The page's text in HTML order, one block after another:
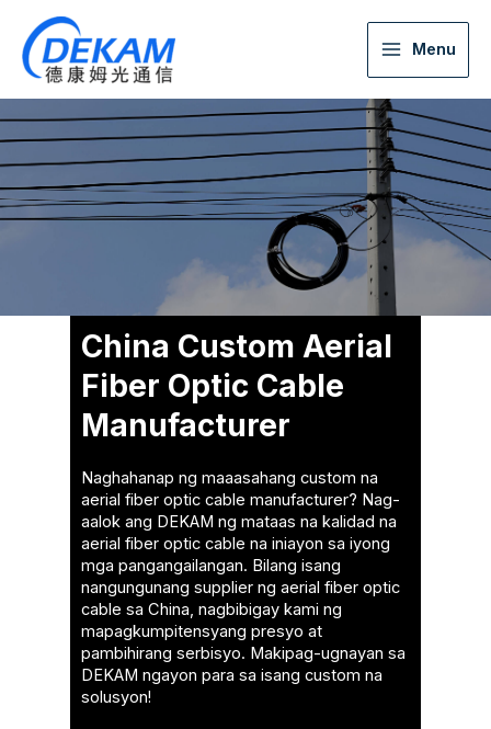
Menu
China Custom Aerial
Fiber Optic Cable
Manufacturer
Naghahanap ng maaasahang custom na
aerial fiber optic cable manufacturer? Nag-
aalok ang DEKAM ng mataas na kalidad na
aerial fiber optic cable na iniayon sa iyong
mga pangangailangan. Bilang isang
nangungunang supplier ng aerial fiber optic
cable sa China, nagbibigay kami ng
mapagkumpitensyang presyo at
pambihirang serbisyo. Makipag-ugnayan sa
DEKAM ngayon para sa isang custom na
solusyon!